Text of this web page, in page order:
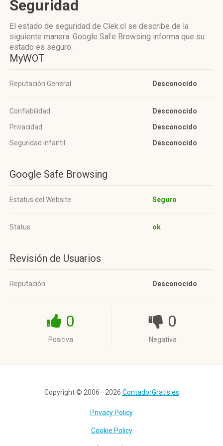
Seguridad
El estado de seguridad de Clek.cl se describe de la
siguiente manera: Google Safe Browsing informa que su
estado es seguro.
MyWOT
Reputación General Desconocido
Confiabilidad
Desconocido
Privacidad
Desconocido
Seguridad infantil
Desconocido
Google Safe Browsing
Estatus del Website Seguro
Status ok
Revisión de Usuarios
Reputación Desconocido
0
Positiva
0
Negativa
Copyright © 2006—2026 ContadorGratis.es
Privacy Policy
Cookie Policy